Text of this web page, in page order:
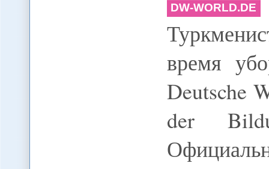
DW-WORLD.DE
время
Deutsche
der